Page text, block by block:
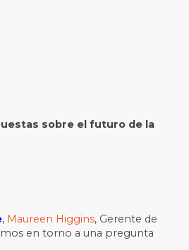
sobre el futuro de la
, Maureen Higgins, Gerente de
en torno a una pregunta